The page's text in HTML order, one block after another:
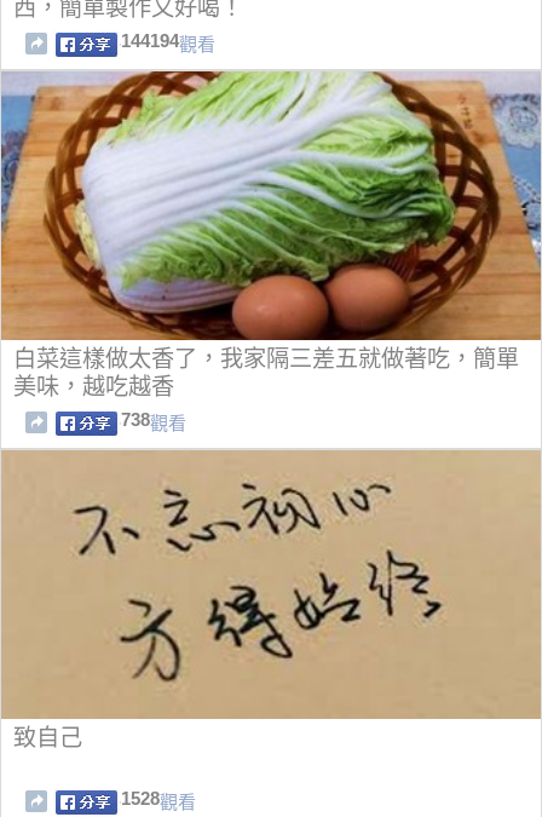
西，簡單製作又好喝！
144194觀看
白菜這樣做太香了，我家隔三差五就做著吃，簡單
美味，越吃越香
738觀看
致自己
1528觀看